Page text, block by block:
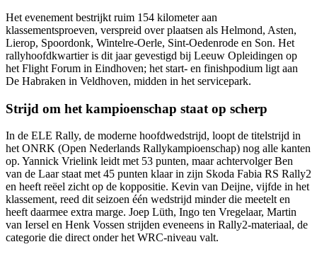
Het evenement bestrijkt ruim 154 kilometer aan
klassementsproeven, verspreid over plaatsen als Helmond, Asten,
Lierop, Spoordonk, Wintelre-Oerle, Sint-Oedenrode en Son. Het
rallyhoofdkwartier is dit jaar gevestigd bij Leeuw Opleidingen op
het Flight Forum in Eindhoven; het start- en finishpodium ligt aan
De Habraken in Veldhoven, midden in het servicepark.
Strijd om het kampioenschap staat op scherp
In de ELE Rally, de moderne hoofdwedstrijd, loopt de titelstrijd in
het ONRK (Open Nederlands Rallykampioenschap) nog alle kanten
op. Yannick Vrielink leidt met 53 punten, maar achtervolger Ben
van de Laar staat met 45 punten klaar in zijn Skoda Fabia RS Rally2
en heeft reëel zicht op de koppositie. Kevin van Deijne, vijfde in het
klassement, reed dit seizoen één wedstrijd minder die meetelt en
heeft daarmee extra marge. Joep Lüth, Ingo ten Vregelaar, Martin
van Iersel en Henk Vossen strijden eveneens in Rally2-materiaal, de
categorie die direct onder het WRC-niveau valt.